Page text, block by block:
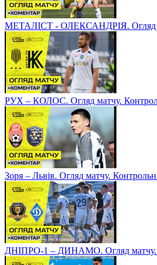
МЕТАЛІСТ - ОЛЕКСАНДРІЯ. Огляд
РУХ – КОЛОС. Огляд матчу.
Зоря – Львів. Огляд матчу.
ДНІПРО-1 – ДИНАМО. Огляд матчу.